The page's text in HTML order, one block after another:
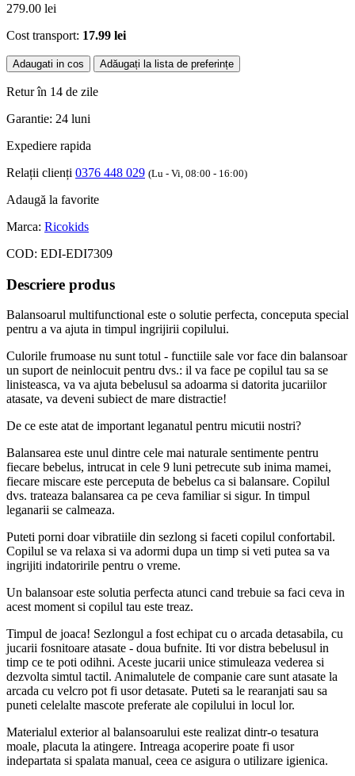
279.00 lei
Cost transport: 17.99 lei
Adaugati in cos Adăugați la lista de preferințe
Retur în 14 de zile
Garantie: 24 luni
Expediere rapida
Relații clienți 0376 448 029 (Lu - Vi, 08:00 - 16:00)
Adaugă la favorite
Marca: Ricokids
COD: EDI-EDI7309
Descriere produs
Balansoarul multifunctional este o solutie perfecta, conceputa special
pentru a va ajuta in timpul ingrijirii copilului.
Culorile frumoase nu sunt totul - functiile sale vor face din balansoar
un suport de neinlocuit pentru dvs.: il va face pe copilul tau sa se
linisteasca, va va ajuta bebelusul sa adoarma si datorita jucariilor
atasate, va deveni subiect de mare distractie!
De ce este atat de important leganatul pentru micutii nostri?
Balansarea este unul dintre cele mai naturale sentimente pentru
fiecare bebelus, intrucat in cele 9 luni petrecute sub inima mamei,
fiecare miscare este perceputa de bebelus ca si balansare. Copilul
dvs. trateaza balansarea ca pe ceva familiar si sigur. In timpul
leganarii se calmeaza.
Puteti porni doar vibratiile din sezlong si faceti copilul confortabil.
Copilul se va relaxa si va adormi dupa un timp si veti putea sa va
ingrijiti indatoririle pentru o vreme.
Un balansoar este solutia perfecta atunci cand trebuie sa faci ceva in
acest moment si copilul tau este treaz.
Timpul de joaca! Sezlongul a fost echipat cu o arcada detasabila, cu
jucarii fosnitoare atasate - doua bufnite. Iti vor distra bebelusul in
timp ce te poti odihni. Aceste jucarii unice stimuleaza vederea si
dezvolta simtul tactil. Animalutele de companie care sunt atasate la
arcada cu velcro pot fi usor detasate. Puteti sa le rearanjati sau sa
puneti celelalte mascote preferate ale copilului in locul lor.
Materialul exterior al balansoarului este realizat dintr-o tesatura
moale, placuta la atingere. Intreaga acoperire poate fi usor
indepartata si spalata manual, ceea ce asigura o utilizare igienica.